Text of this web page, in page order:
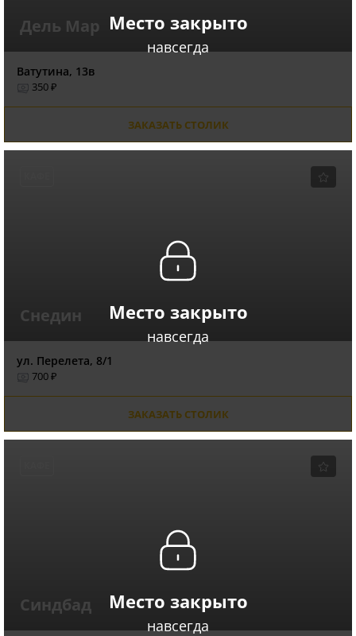
Место закрыто
навсегда
Дель Мар
Ватутина, 13в
350 ₽
ЗАКАЗАТЬ СТОЛИК
Место закрыто
навсегда
Снедин
ул. Перелета, 8/1
700 ₽
ЗАКАЗАТЬ СТОЛИК
Место закрыто
навсегда
Синдбад